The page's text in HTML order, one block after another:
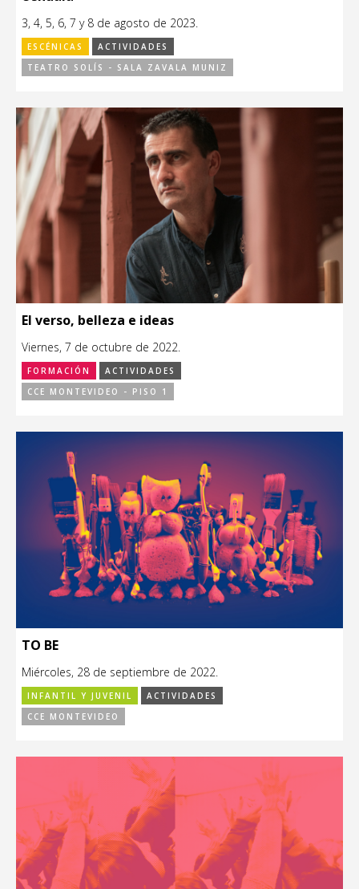
3, 4, 5, 6, 7 y 8 de agosto de 2023.
ESCÉNICAS
ACTIVIDADES
TEATRO SOLÍS - SALA ZAVALA MUNIZ
El verso, belleza e ideas
Viernes, 7 de octubre de 2022.
FORMACIÓN
ACTIVIDADES
CCE MONTEVIDEO - PISO 1
TO BE
Miércoles, 28 de septiembre de 2022.
INFANTIL Y JUVENIL
ACTIVIDADES
CCE MONTEVIDEO